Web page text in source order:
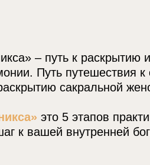
– путь к раскрытию
Путь путешествия к
сакральной
это 5 этапов
к вашей внутренней